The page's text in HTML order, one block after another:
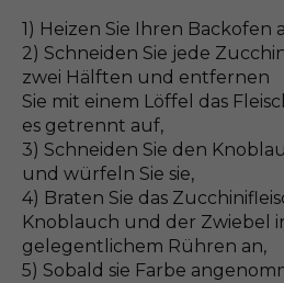
1) Heizen Sie Ihren Backofen
2) Schneiden Sie jede
zwei Hälften und entfernen
Sie mit einem Löffel das
es getrennt auf,
3) Schneiden Sie den
und würfeln Sie sie,
4) Braten Sie das
Knoblauch und der Zwiebel
gelegentlichem Rühren an,
5) Sobald sie Farbe